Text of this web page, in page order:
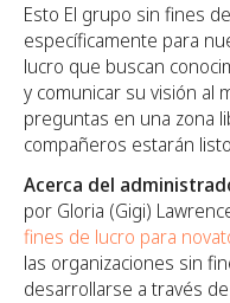
Esto El grupo sin fines
específicamente para
lucro que buscan
y comunicar su visión al
preguntas en una zona
compañeros estarán
Acerca del
por Gloria (Gigi)
fines de lucro para
las organizaciones sin
desarrollarse a través